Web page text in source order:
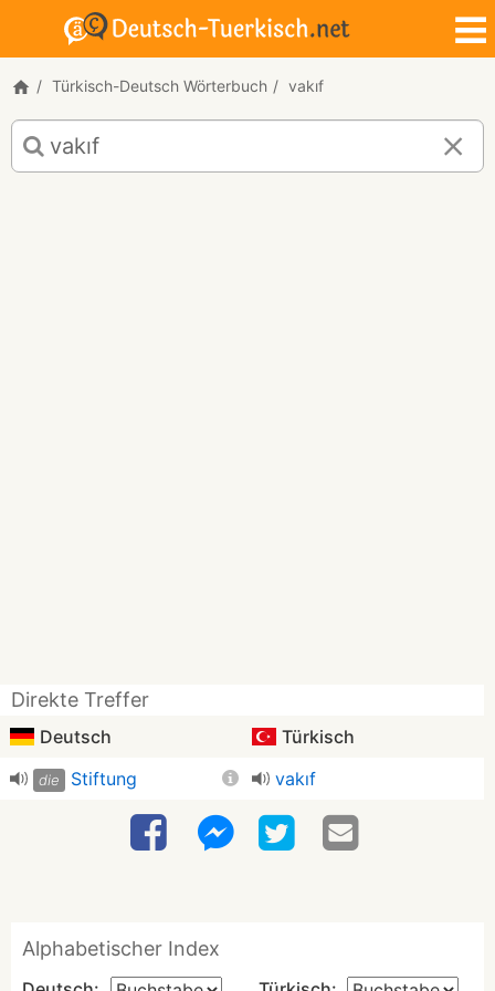
Türkisch-Deutsch Wörterbuch vakıf
Türkisch-
Deutsch
Übersetzung
Direkte Treffer
Deutsch Türkisch
die Stiftung vakıf
Alphabetischer Index